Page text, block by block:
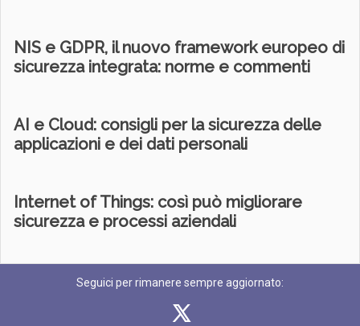
NIS e GDPR, il nuovo framework europeo di
sicurezza integrata: norme e commenti
AI e Cloud: consigli per la sicurezza delle
applicazioni e dei dati personali
Internet of Things: così può migliorare
sicurezza e processi aziendali
Seguici per rimanere sempre aggiornato: